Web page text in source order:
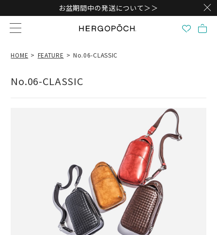
お盆期間中の発送について＞＞
HOME FEATURE No.06-CLASSIC
No.06-CLASSIC